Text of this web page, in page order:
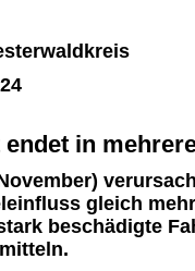
in
gleich
beschädigte